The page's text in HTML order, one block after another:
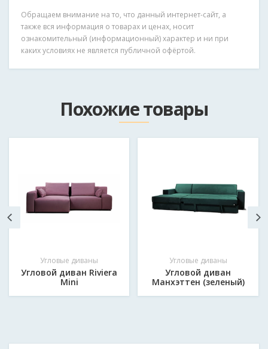
Обращаем внимание на то, что данный интернет-сайт, а
также вся информация о товарах и ценах, носит
ознакомительный (информационный) характер и ни при
каких условиях не является публичной офёртой.
Email
Мобильный телефон в формате 375**********
Похожие товары
Угловые диваны
Угловой диван Riviera
Mini
Угловые диваны
Угловой диван
Манхэттен (зеленый)